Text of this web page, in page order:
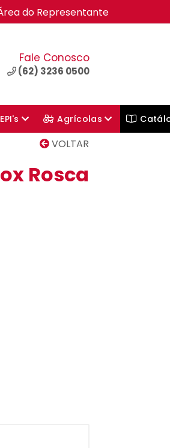
do Representante
Fale Conosco
(62) 3236 0500
EPI's Agrícolas
VOLTAR
Rosca